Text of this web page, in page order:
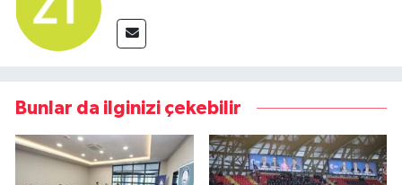
Bunlar da ilginizi çekebilir